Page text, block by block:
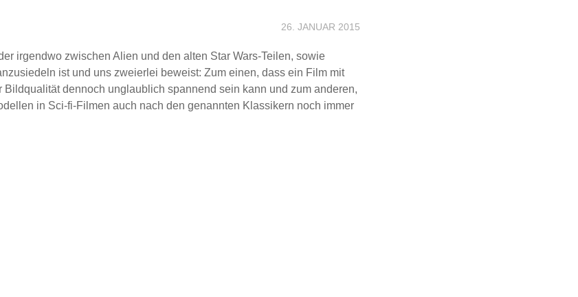
26. JANUAR 2015
irgendwo zwischen Alien und den alten Star Wars-Teilen, sowie
ist und uns zweierlei beweist: Zum einen, dass ein Film mit
Bildqualität dennoch unglaublich spannend sein kann und zum anderen,
in Sci-fi-Filmen auch nach den genannten Klassikern noch immer